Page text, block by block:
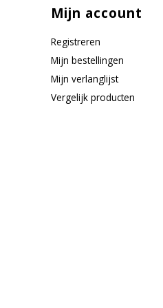
Mijn account
Registreren
Mijn bestellingen
Mijn verlanglijst
Vergelijk producten